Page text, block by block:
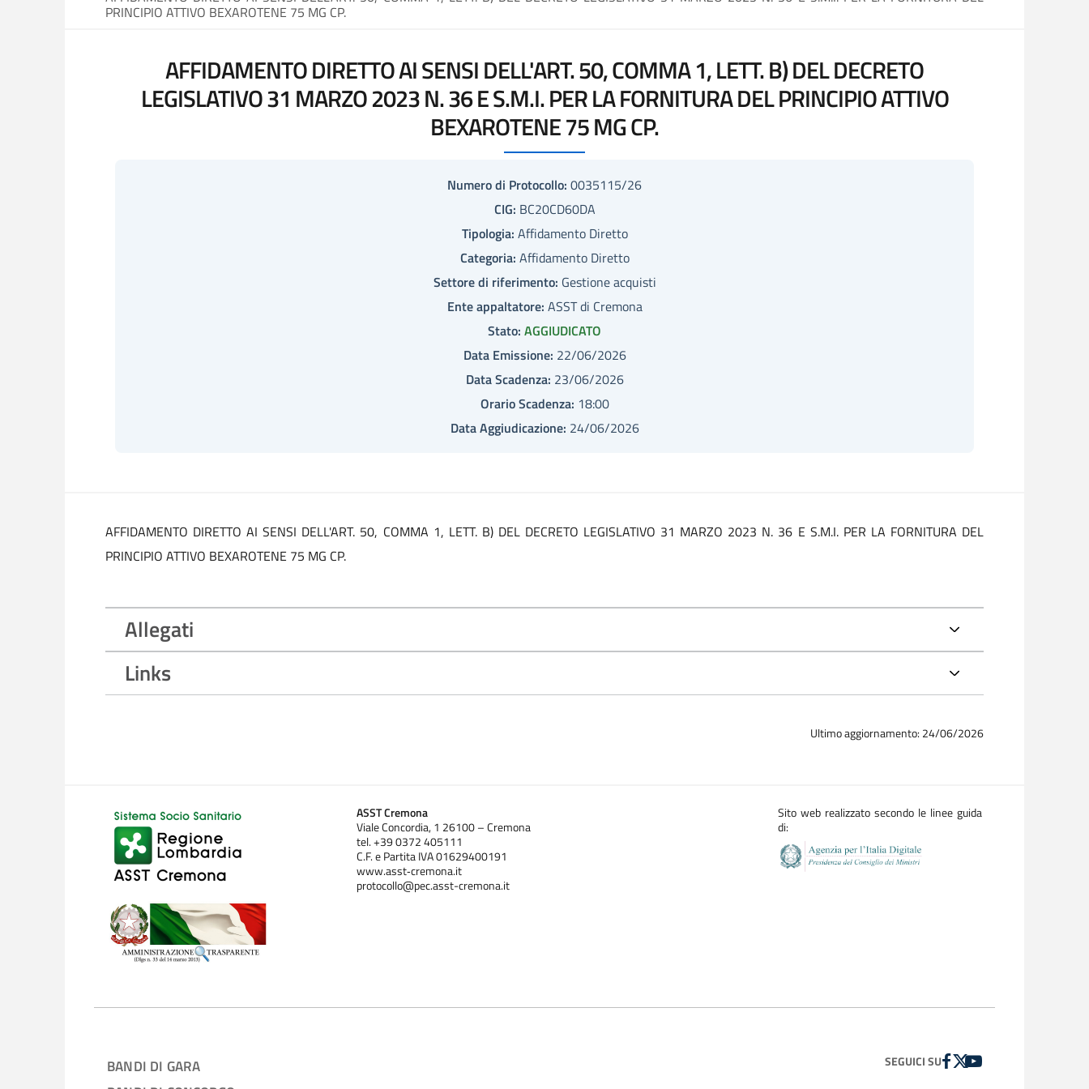
PRINCIPIO ATTIVO BEXAROTENE 75 MG CP.
AFFIDAMENTO DIRETTO AI SENSI DELL'ART. 50, COMMA 1, LETT. B) DEL DECRETO
LEGISLATIVO 31 MARZO 2023 N. 36 E S.M.I. PER LA FORNITURA DEL PRINCIPIO ATTIVO
BEXAROTENE 75 MG CP.
Numero di Protocollo: 0035115/26
CIG: BC20CD60DA
Tipologia: Affidamento Diretto
Categoria: Affidamento Diretto
Settore di riferimento: Gestione acquisti
Ente appaltatore: ASST di Cremona
Stato: AGGIUDICATO
Data Emissione: 22/06/2026
Data Scadenza: 23/06/2026
Orario Scadenza: 18:00
Data Aggiudicazione: 24/06/2026
AFFIDAMENTO DIRETTO AI SENSI DELL'ART. 50, COMMA 1, LETT. B) DEL DECRETO LEGISLATIVO 31 MARZO 2023 N. 36 E S.M.I. PER LA FORNITURA DEL
PRINCIPIO ATTIVO BEXAROTENE 75 MG CP.
Allegati
Links
Ultimo aggiornamento: 24/06/2026
ASST Cremona
Viale Concordia, 1 26100 – Cremona
tel. +39 0372 405111
C.F. e Partita IVA 01629400191
www.asst‐cremona.it
protocollo@pec.asst-cremona.it
Sito web realizzato secondo le linee guida
di:
BANDI DI GARA
SEGUICI SUFACEBOOK
TWITTER
YOUTUBE